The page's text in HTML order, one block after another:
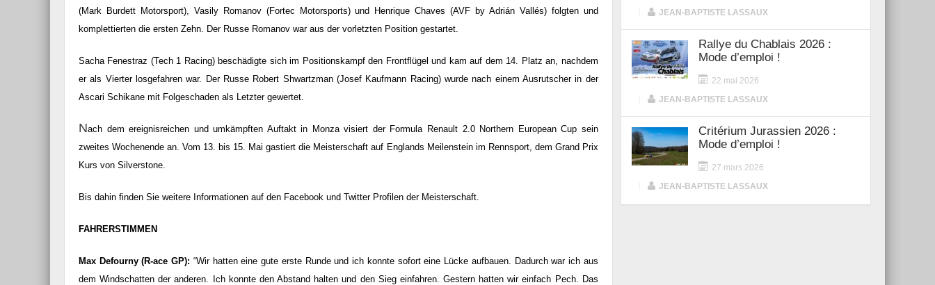
(Mark Burdett Motorsport), Vasily Romanov (Fortec Motorsports) und Henrique Chaves (AVF by Adrián Vallés) folgten und
komplettierten die ersten Zehn. Der Russe Romanov war aus der vorletzten Position gestartet.
Sacha Fenestraz (Tech 1 Racing) beschädigte sich im Positionskampf den Frontflügel und kam auf dem 14. Platz an, nachdem
er als Vierter losgefahren war. Der Russe Robert Shwartzman (Josef Kaufmann Racing) wurde nach einem Ausrutscher in der
Ascari Schikane mit Folgeschaden als Letzter gewertet.
Nach dem ereignisreichen und umkämpften Auftakt in Monza visiert der Formula Renault 2.0 Northern European Cup sein
zweites Wochenende an. Vom 13. bis 15. Mai gastiert die Meisterschaft auf Englands Meilenstein im Rennsport, dem Grand Prix
Kurs von Silverstone.
Bis dahin finden Sie weitere Informationen auf den Facebook und Twitter Profilen der Meisterschaft.
FAHRERSTIMMEN
Max Defourny (R-ace GP): “Wir hatten eine gute erste Runde und ich konnte sofort eine Lücke aufbauen. Dadurch war ich aus
dem Windschatten der anderen. Ich konnte den Abstand halten und den Sieg einfahren. Gestern hatten wir einfach Pech. Das
JEAN-BAPTISTE LASSAUX
Rallye du Chablais 2026 :
Mode d’emploi !
22 mai 2026
JEAN-BAPTISTE LASSAUX
Critérium Jurassien 2026 :
Mode d’emploi !
27 mars 2026
JEAN-BAPTISTE LASSAUX